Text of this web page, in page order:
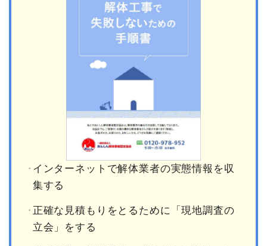
インターネットで解体業者の実態情報を収
集する
正確な見積もりをとるために「現地調査の
立会」をする